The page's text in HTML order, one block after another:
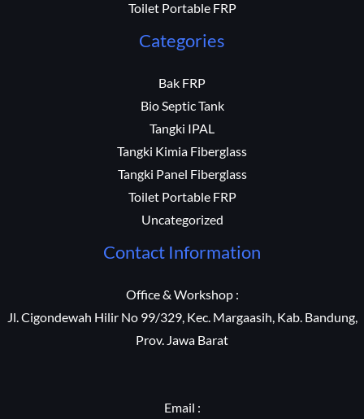
Toilet Portable FRP
Categories
Bak FRP
Bio Septic Tank
Tangki IPAL
Tangki Kimia Fiberglass
Tangki Panel Fiberglass
Toilet Portable FRP
Uncategorized
Contact Information
Office & Workshop :
Jl. Cigondewah Hilir No 99/329, Kec. Margaasih, Kab. Bandung,
Prov. Jawa Barat
Email :